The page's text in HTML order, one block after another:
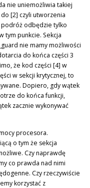
nie uniemożliwia takiej
[2] czyli utworzenia
podróż odbędzie tylko
tym punkcie. Sekcja
nie mamy możliwości
do końca części 3
że kod części [4] w
w sekcji krytycznej, to
Dopiero, gdy wątek
do końca funkcji,
zacznie wykonywać
procesora.
o tym że sekcja
Czy naprawdę
co prawda nad nimi
Czy rzeczywiście
korzystać z